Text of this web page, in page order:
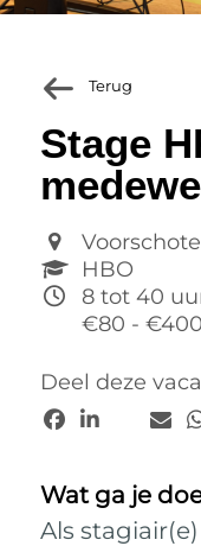
Terug
Stage
HBO
8 tot 40
€80 - €400
Deel deze
Wat ga je
Als